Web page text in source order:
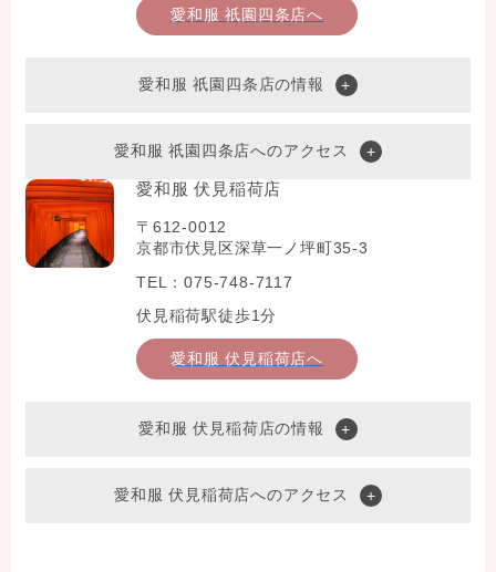
愛和服 祇園四条店へ
愛和服 祇園四条店の情報
愛和服 祇園四条店へのアクセス
愛和服 伏見稲荷店
〒612-0012
京都市伏見区深草一ノ坪町35-3
TEL：075-748-7117
伏見稲荷駅徒歩1分
愛和服 伏見稲荷店へ
愛和服 伏見稲荷店の情報
愛和服 伏見稲荷店へのアクセス